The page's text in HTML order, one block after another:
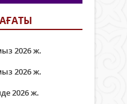
2026 ж.
2026 ж.
2026 ж.